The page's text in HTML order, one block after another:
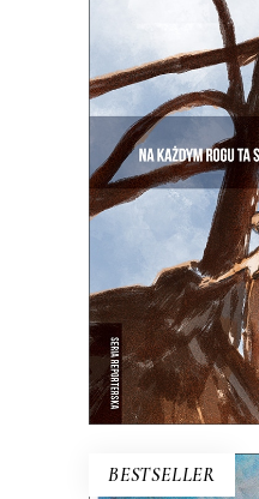
E-BOOK
NA KAŻDYM
Zupełnie
Warszawa na
się
50.00zł
BESTSELLER